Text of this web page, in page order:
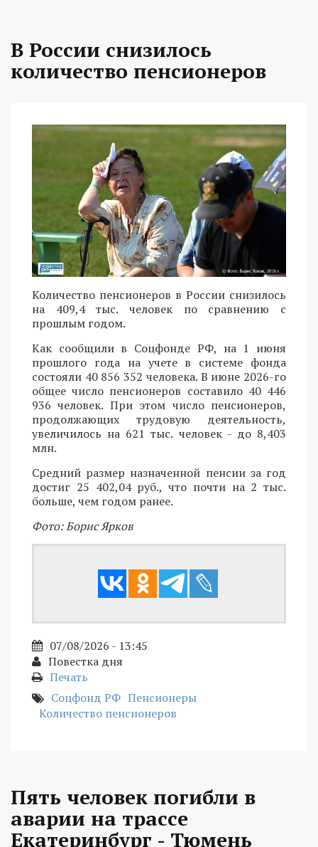
В России снизилось
количество пенсионеров
Количество пенсионеров в России снизилось
на 409,4 тыс. человек по сравнению с
прошлым годом.
Как сообщили в Соцфонде РФ, на 1 июня
прошлого года на учете в системе фонда
состояли 40 856 352 человека. В июне 2026-го
общее число пенсионеров составило 40 446
936 человек. При этом число пенсионеров,
продолжающих трудовую деятельность,
увеличилось на 621 тыс. человек - до 8,403
млн.
Средний размер назначенной пенсии за год
достиг 25 402,04 руб., что почти на 2 тыс.
больше, чем годом ранее.
Фото: Борис Ярков
07/08/2026 - 13:45
Повестка дня
Печать
Соцфонд РФ Пенсионеры
Количество пенсионеров
Пять человек погибли в
аварии на трассе
Екатеринбург - Тюмень